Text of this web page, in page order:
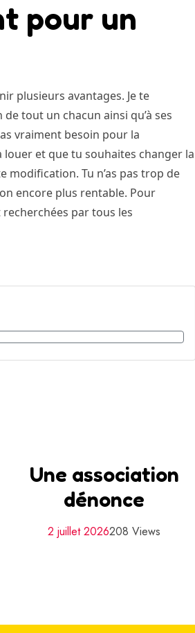
pour un
plusieurs avantages. Je te
tout un chacun ainsi qu’à ses
vraiment besoin pour la
et que tu souhaites changer la
modification. Tu n’as pas trop de
encore plus rentable. Pour
par tous les
Une association
dénonce
2 juillet 2026208 Views